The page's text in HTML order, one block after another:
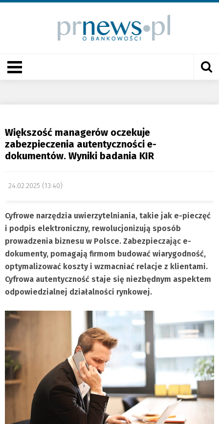
Większość managerów oczekuje
zabezpieczenia autentyczności e-
dokumentów. Wyniki badania KIR
24.02.2025 (13:40)
Cyfrowe narzędzia uwierzytelniania, takie jak e-pieczęć
i podpis elektroniczny, rewolucjonizują sposób
prowadzenia biznesu w Polsce. Zabezpieczając e-
dokumenty, pomagają firmom budować wiarygodność,
optymalizować koszty i wzmacniać relacje z klientami.
Cyfrowa autentyczność staje się niezbędnym aspektem
odpowiedzialnej działalności rynkowej.